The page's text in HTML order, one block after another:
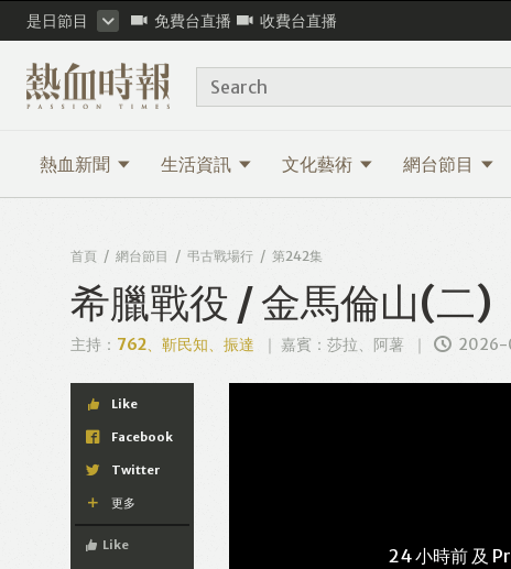
是日節目 免費台直播 收費台直播
熱血新聞 生活資訊 文化藝術 網台節目
Search
首頁 網台節目 弔古戰場行 第242集
希臘戰役 / 金馬倫山(二)
主持： 762、靳民知、振達 嘉賓：莎拉、阿薯
Like
Facebook
Twitter
更多
Like
24 小時前 及